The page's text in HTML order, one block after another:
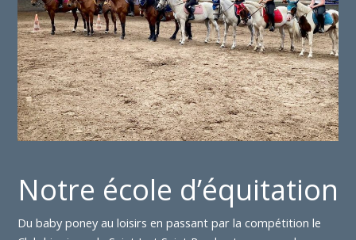
Notre école d’équitation
Du baby poney au loisirs en passant par la compétition le